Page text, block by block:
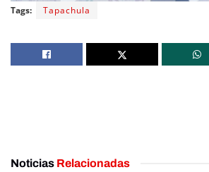
Tags: Tapachula
Noticias Relacionadas